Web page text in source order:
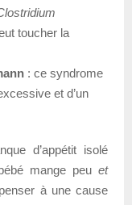
toucher la
: ce syndrome
et d’un
d’appétit isolé
mange peu et
à une cause